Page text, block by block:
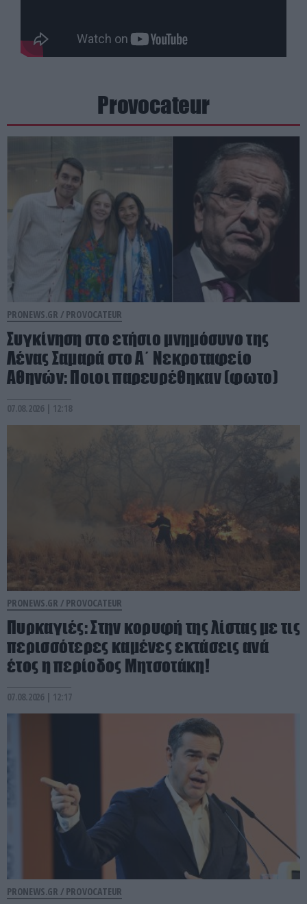
Provocateur
PRONEWS.GR / PROVOCATEUR
Συγκίνηση στο ετήσιο μνημόσυνο της
Λένας Σαμαρά στο Α΄ Νεκροταφείο
Αθηνών: Ποιοι παρευρέθηκαν (φωτο)
07.08.2026 | 12:18
PRONEWS.GR / PROVOCATEUR
Πυρκαγιές: Στην κορυφή της λίστας με τις
περισσότερες καμένες εκτάσεις ανά
έτος η περίοδος Μητσοτάκη!
07.08.2026 | 12:17
PRONEWS.GR / PROVOCATEUR